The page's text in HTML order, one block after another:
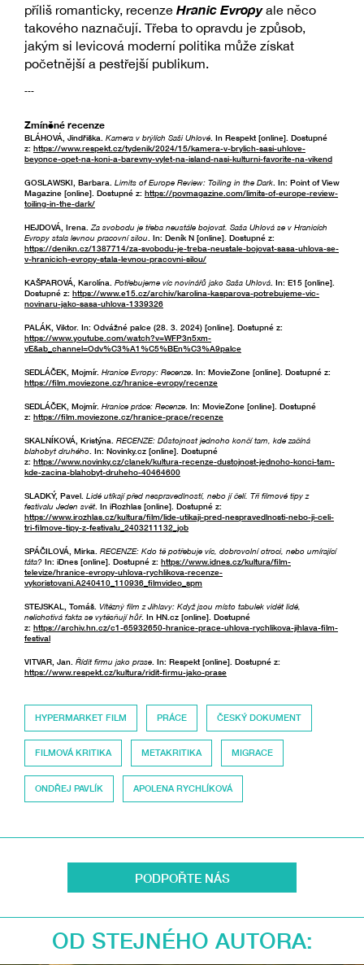
příliš romanticky, recenze Hranic Evropyale něco
takového naznačují. Třeba to opravdu je způsob,
jakým si levicová moderní politika může získat
početnější a pestřejší publikum.
---
Zmíněné recenze
BLÁHOVÁ, Jindřiška. Kamera v brýlích Saši Uhlové . In Respekt [online]. Dostupné
z: https://www.respekt.cz/tydenik/2024/15/kamera-v-brylich-sasi-uhlove-
beyonce-opet-na-koni-a-barevny-vylet-na-island-nasi-kulturni-favorite-na-vikend
GOSLAWSKI, Barbara. Limits of Europe Review: Toiling in the Dark . In: Point of View
Magazine [online]. Dostupné z: https://povmagazine.com/limits-of-europe-review-
toiling-in-the-dark/
HEJDOVÁ, Irena. Za svobodu je třeba neustále bojovat. Saša Uhlová se v Hranicích
Evropy stala levnou pracovní silou . In: Deník N [online]. Dostupné z:
https://denikn.cz/1387714/za-svobodu-je-treba-neustale-bojovat-sasa-uhlova-se-
v-hranicich-evropy-stala-levnou-pracovni-silou/
KAŠPAROVÁ, Karolína. Potřebujeme víc novinářů jako Saša Uhlová . In: E15 [online].
Dostupné z: https://www.e15.cz/archiv/karolina-kasparova-potrebujeme-vic-
novinaru-jako-sasa-uhlova-1339326
PALÁK, Viktor. In: Odvážné palce (28. 3. 2024) [online]. Dostupné z:
https://www.youtube.com/watch?v=WFP3n5xm-
vE&ab_channel=Odv%C3%A1%C5%BEn%C3%A9palce
SEDLÁČEK, Mojmír. Hranice Evropy: Recenze . In: MovieZone [online]. Dostupné z:
https://film.moviezone.cz/hranice-evropy/recenze
SEDLÁČEK, Mojmír. Hranice práce: Recenze . In: MovieZone [online]. Dostupné
z: https://film.moviezone.cz/hranice-prace/recenze
SKALNÍKOVÁ, Kristýna. RECENZE: Důstojnost jednoho končí tam, kde začíná
blahobyt druhého. In: Novinky.cz [online]. Dostupné
z: https://www.novinky.cz/clanek/kultura-recenze-dustojnost-jednoho-konci-tam-
kde-zacina-blahobyt-druheho-40464600
SLADKÝ, Pavel. Lidé utíkají před nespravedlností, nebo jí čelí. Tři filmové tipy z
festivalu Jeden svět. In iRozhlas [online]. Dostupné z:
https://www.irozhlas.cz/kultura/film/lide-utikaji-pred-nespravedlnosti-nebo-ji-celi-
tri-filmove-tipy-z-festivalu_2403211132_job
SPÁČILOVÁ, Mirka. RECENZE: Kdo tě potřebuje víc, dobrovolní otroci, nebo umírající
táta? In: iDnes [online]. Dostupné z: https://www.idnes.cz/kultura/film-
televize/hranice-evropy-uhlova-rychlikova-recenze-
vykoristovani.A240410_110936_filmvideo_spm
STEJSKAL, Tomáš. Vítězný film z Jihlavy: Když jsou místo tabulek vidět lidé,
nelichotivá fakta se vytěsňují hůř. In HN.cz [online]. Dostupné
z: https://archiv.hn.cz/c1-65932650-hranice-prace-uhlova-rychlikova-jihlava-film-
festival
VITVAR, Jan. Řídit firmu jako prase. In: Respekt [online]. Dostupné z:
https://www.respekt.cz/kultura/ridit-firmu-jako-prase
HYPERMARKET FILM PRÁCE ČESKÝ DOKUMENT
FILMOVÁ KRITIKA METAKRITIKA MIGRACE
ONDŘEJ PAVLÍK APOLENA RYCHLÍKOVÁ
PODPOŘTE NÁS
OD STEJNÉHO AUTORA: